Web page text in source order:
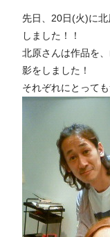
先日、20日(火)に
しました！！
北原さんは作品を
影をしました！
それぞれにとって